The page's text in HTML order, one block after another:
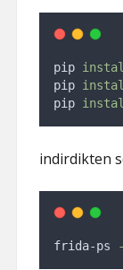
pip
pip
pip
indirdikten
frida-ps